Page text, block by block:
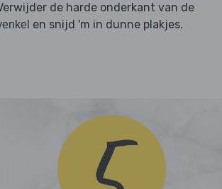
de harde onderkant van de
en snijd 'm in dunne plakjes.